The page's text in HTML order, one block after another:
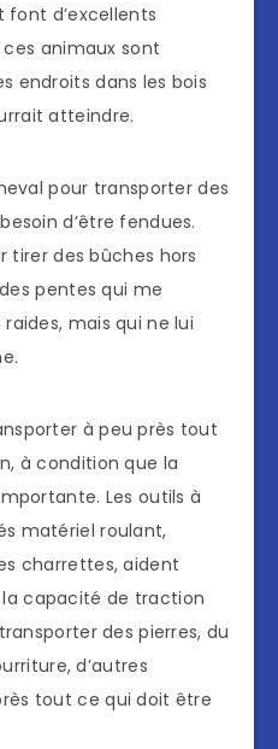
d’excellents
animaux sont
endroits dans les bois
atteindre.
pour transporter des
d’être fendues.
tirer des bûches hors
pentes qui me
mais qui ne lui
à peu près tout
à condition que la
Les outils à
matériel roulant,
charrettes, aident
capacité de traction
des pierres, du
d’autres
tout ce qui doit être